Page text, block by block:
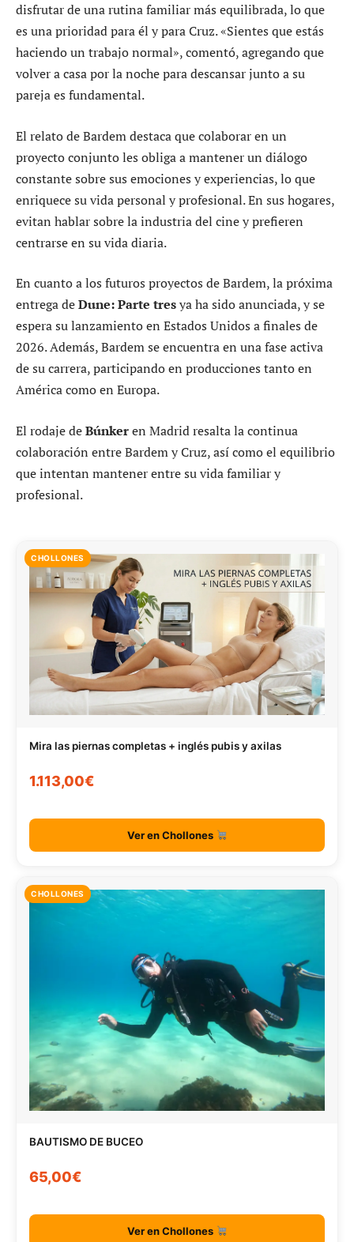
disfrutar de una rutina familiar más equilibrada, lo que
es una prioridad para él y para Cruz. «Sientes que estás
haciendo un trabajo normal», comentó, agregando que
volver a casa por la noche para descansar junto a su
pareja es fundamental.
El relato de Bardem destaca que colaborar en un
proyecto conjunto les obliga a mantener un diálogo
constante sobre sus emociones y experiencias, lo que
enriquece su vida personal y profesional. En sus hogares,
evitan hablar sobre la industria del cine y prefieren
centrarse en su vida diaria.
En cuanto a los futuros proyectos de Bardem, la próxima
entrega deDune: Parte tresya ha sido anunciada, y se
espera su lanzamiento en Estados Unidos a finales de
2026. Además, Bardem se encuentra en una fase activa
de su carrera, participando en producciones tanto en
América como en Europa.
El rodaje deBúnkeren Madrid resalta la continua
colaboración entre Bardem y Cruz, así como el equilibrio
que intentan mantener entre su vida familiar y
profesional.
CHOLLONES
Mira las piernas completas + inglés pubis y axilas
1.113,00€
Ver en Chollones
CHOLLONES
BAUTISMO DE BUCEO
65,00€
Ver en Chollones